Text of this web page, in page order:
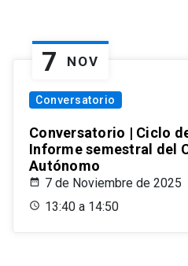
7 NOV
Conversatorio
Conversatorio | Ciclo
Informe semestral del
Autónomo
7 de Noviembre de 2025
13:40 a 14:50